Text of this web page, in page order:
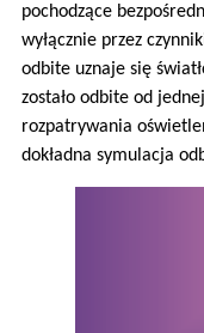
pochodzące
wyłącznie przez
odbite uznaje się
zostało odbite od
rozpatrywania
dokładna symulacja